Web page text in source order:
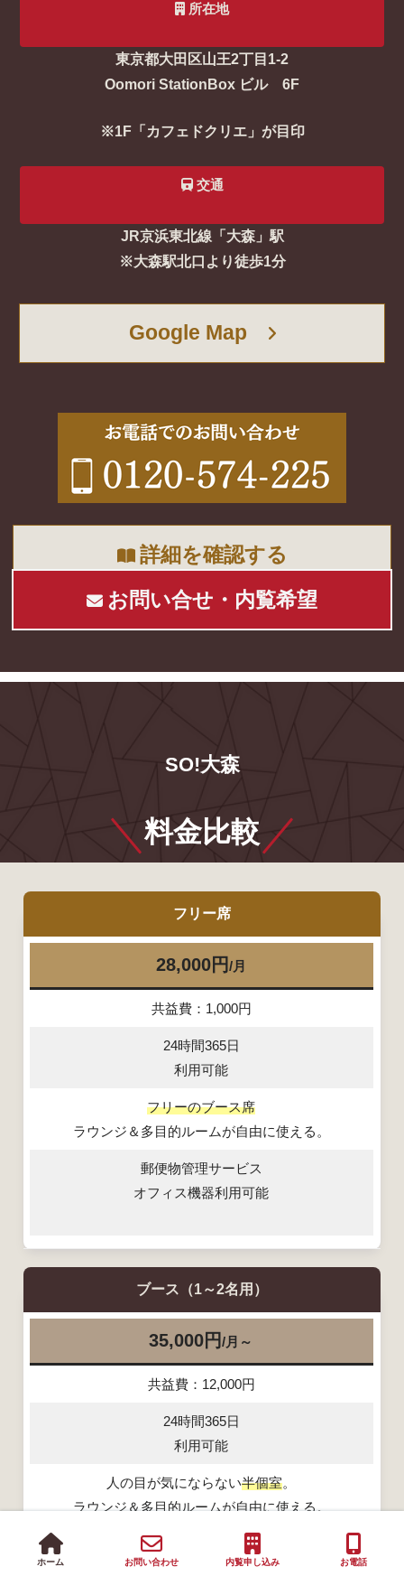
所在地
東京都大田区山王2丁目1-2
Oomori StationBox ビル 6F
※1F「カフェドクリエ」が目印
交通
JR京浜東北線「大森」駅
※大森駅北口より徒歩1分
Google Map
詳細を確認する
お問い合せ・内覧希望
SO!大森
料金比較
フリー席
28,000円/月
共益費：1,000円
24時間365日
利用可能
フリーのブース席
ラウンジ＆多目的ルームが自由に使える。
郵便物管理サービス
オフィス機器利用可能
ブース （1～2名用）
35,000円/月 ～
共益費：12,000円
24時間365日
利用可能
人の目が気にならない半個室。
ラウンジ＆多目的ルームが自由に使える。
登記などへの住所利用無料
郵便物管理サービス
ホーム お問い合わせ 内覧申し込み お電話